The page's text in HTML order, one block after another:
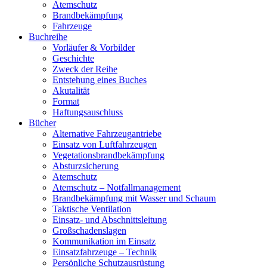
Atemschutz
Brandbekämpfung
Fahrzeuge
Buchreihe
Vorläufer & Vorbilder
Geschichte
Zweck der Reihe
Entstehung eines Buches
Akutalität
Format
Haftungsauschluss
Bücher
Alternative Fahrzeugantriebe
Einsatz von Luftfahrzeugen
Vegetationsbrandbekämpfung
Absturzsicherung
Atemschutz
Atemschutz – Notfallmanagement
Brandbekämpfung mit Wasser und Schaum
Taktische Ventilation
Einsatz- und Abschnittsleitung
Großschadenslagen
Kommunikation im Einsatz
Einsatzfahrzeuge – Technik
Persönliche Schutzausrüstung